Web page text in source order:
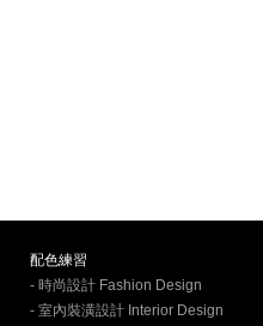
配色練習
- 時尚設計 Fashion Design
- 室內裝潢設計 Interior Design